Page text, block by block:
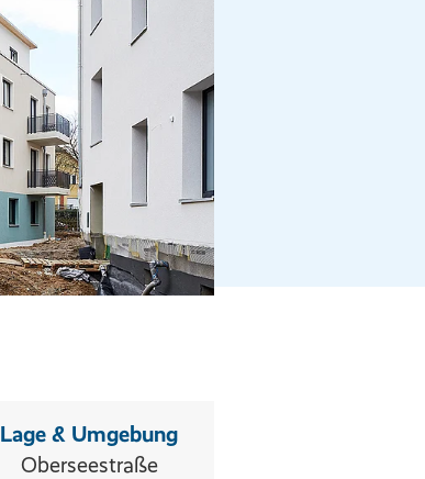
Lage & Umgebung
Oberseestraße